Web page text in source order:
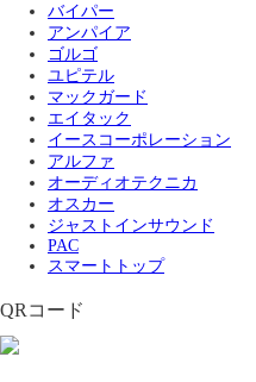
バイパー
アンパイア
ゴルゴ
ユピテル
マックガード
エイタック
イースコーポレーション
アルファ
オーディオテクニカ
オスカー
ジャストインサウンド
PAC
スマートトップ
QRコード